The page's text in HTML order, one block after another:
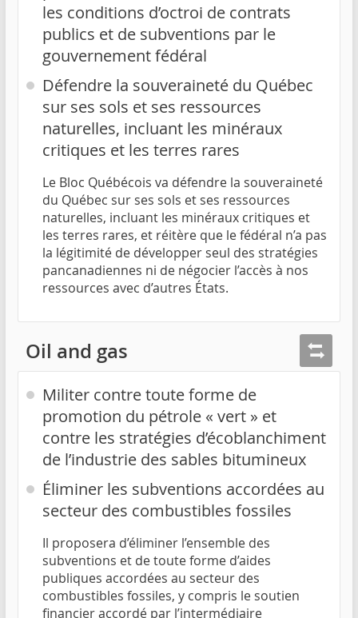
les conditions d’octroi de contrats
publics et de subventions par le
gouvernement fédéral
Défendre la souveraineté du Québec
sur ses sols et ses ressources
naturelles, incluant les minéraux
critiques et les terres rares
Le Bloc Québécois va défendre la souveraineté
du Québec sur ses sols et ses ressources
naturelles, incluant les minéraux critiques et
les terres rares, et réitère que le fédéral n’a pas
la légitimité de développer seul des stratégies
pancanadiennes ni de négocier l’accès à nos
ressources avec d’autres États.
Oil and gas
Militer contre toute forme de
promotion du pétrole « vert » et
contre les stratégies d’écoblanchiment
de l’industrie des sables bitumineux
Éliminer les subventions accordées au
secteur des combustibles fossiles
Il proposera d’éliminer l’ensemble des
subventions et de toute forme d’aides
publiques accordées au secteur des
combustibles fossiles, y compris le soutien
financier accordé par l’intermédiaire